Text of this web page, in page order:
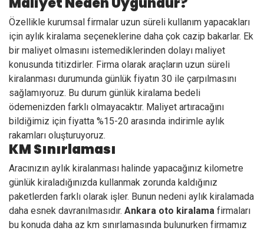
Özellikle kurumsal firmalar uzun süreli kullanım yapacakları
için aylık kiralama seçeneklerine daha çok cazip bakarlar. Ek
bir maliyet olmasını istemediklerinden dolayı maliyet
konusunda titizdirler. Firma olarak araçların uzun süreli
kiralanması durumunda günlük fiyatın 30 ile çarpılmasını
sağlamıyoruz. Bu durum günlük kiralama bedeli
ödemenizden farklı olmayacaktır. Maliyet artıracağını
bildiğimiz için fiyatta %15-20 arasında indirimle aylık
rakamları oluşturuyoruz.
KM Sınırlaması
Aracınızın aylık kiralanması halinde yapacağınız kilometre
günlük kiraladığınızda kullanmak zorunda kaldığınız
paketlerden farklı olarak işler. Bunun nedeni aylık kiralamada
daha esnek davranılmasıdır. Ankara oto kiralama firmaları
bu konuda daha az km sınırlamasında bulunurken firmamız